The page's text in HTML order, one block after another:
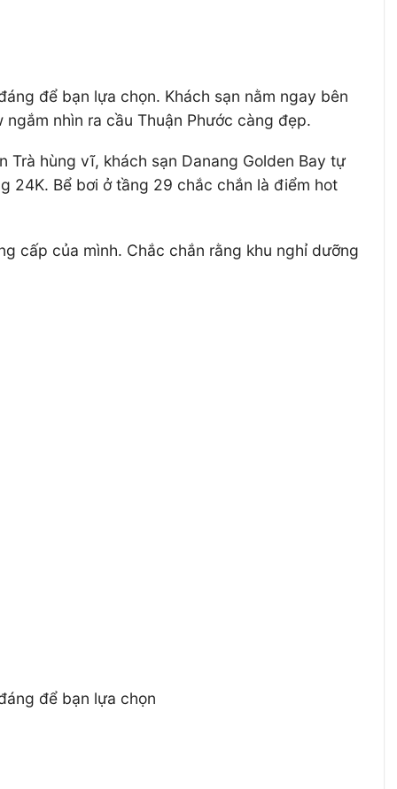
để bạn lựa chọn. Khách sạn nằm ngay bên
nhìn ra cầu Thuận Phước càng đẹp.
Trà hùng vĩ, khách sạn Danang Golden Bay tự
24K. Bể bơi ở tầng 29 chắc chắn là điểm hot
cấp của mình. Chắc chắn rằng khu nghỉ dưỡng
để bạn lựa chọn